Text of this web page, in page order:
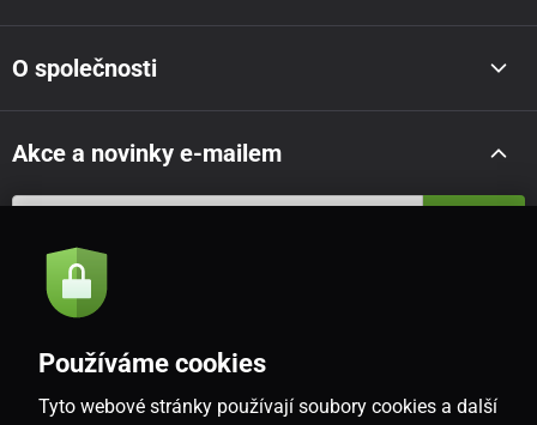
O společnosti
Akce a novinky e-mailem
Souhlasím se
CZ
Používáme cookies
Tyto webové stránky používají soubory cookies a další